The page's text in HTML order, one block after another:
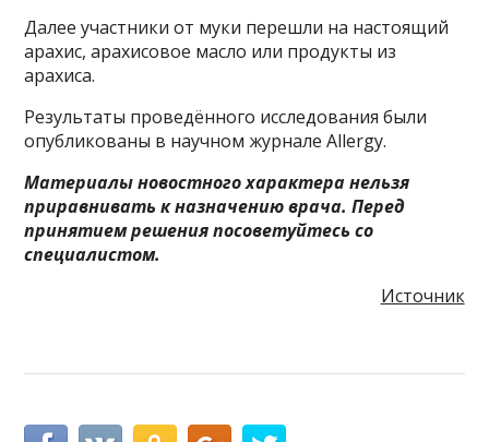
Далее участники от муки перешли на настоящий
арахис, арахисовое масло или продукты из
арахиса.
Результаты проведённого исследования были
опубликованы в научном журнале Allergy.
Материалы новостного характера нельзя
приравнивать к назначению врача. Перед
принятием решения посоветуйтесь со
специалистом.
Источник